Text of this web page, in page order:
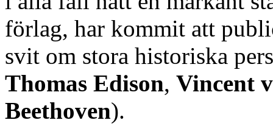
förlag, har kommit att
svit om stora historiska
Thomas Edison, Vincent
Beethoven).